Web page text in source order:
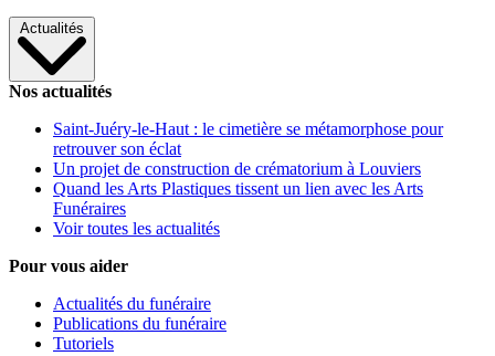
Actualités
Nos actualités
Saint-Juéry-le-Haut : le cimetière se métamorphose pour
retrouver son éclat
Un projet de construction de crématorium à Louviers
Quand les Arts Plastiques tissent un lien avec les Arts
Funéraires
Voir toutes les actualités
Pour vous aider
Actualités du funéraire
Publications du funéraire
Tutoriels